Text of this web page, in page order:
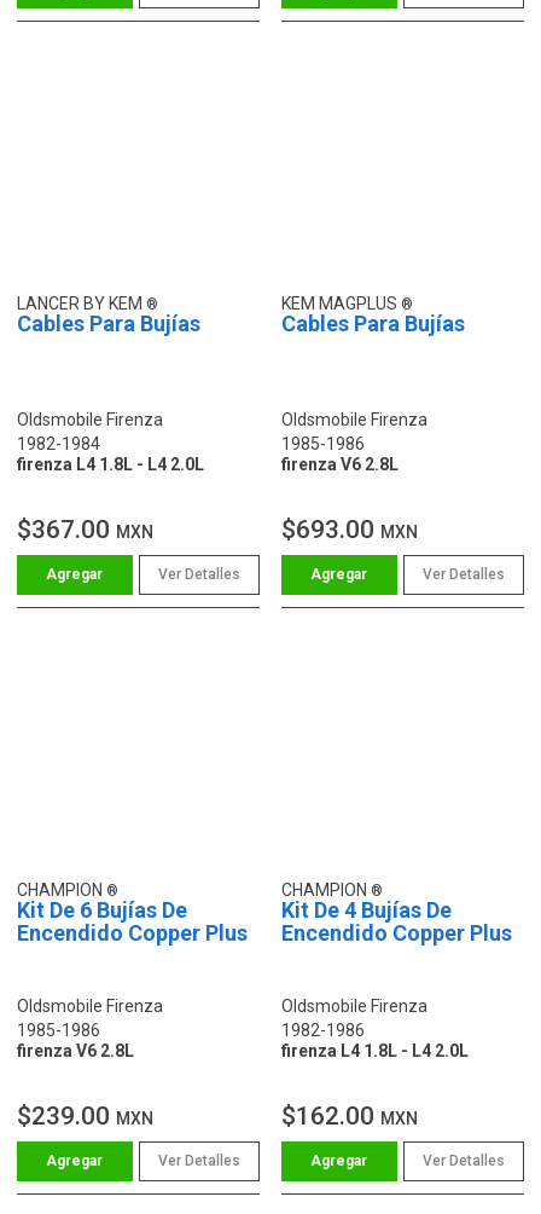
LANCER BY KEM
Cables Para Bujías
Oldsmobile Firenza
1982-1984
firenza L4 1.8L - L4 2.0L
$367.00 MXN
Ver Detalles
KEM MAGPLUS
Cables Para Bujías
Oldsmobile Firenza
1985-1986
firenza V6 2.8L
$693.00 MXN
Ver Detalles
CHAMPION
Kit De 6 Bujías De
Encendido Copper Plus
Oldsmobile Firenza
1985-1986
firenza V6 2.8L
$239.00 MXN
Ver Detalles
CHAMPION
Kit De 4 Bujías De
Encendido Copper Plus
Oldsmobile Firenza
1982-1986
firenza L4 1.8L - L4 2.0L
$162.00 MXN
Ver Detalles